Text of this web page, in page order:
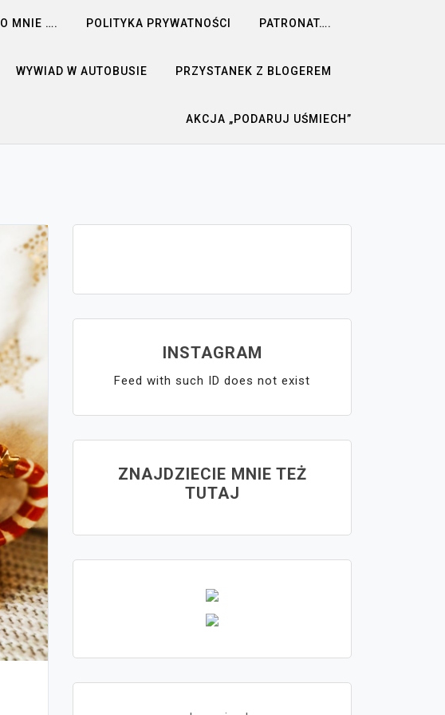
O MNIE …. POLITYKA PRYWATNOŚCI PATRONAT….
WYWIAD W AUTOBUSIE PRZYSTANEK Z BLOGEREM
AKCJA „PODARUJ UŚMIECH”
INSTAGRAM
Feed with such ID does not exist
ZNAJDZIECIE MNIE TEŻ
TUTAJ